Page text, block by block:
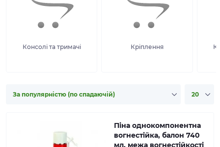
Консолі та тримачі Кріплення
Піна однокомпонентна
вогнестійка, балон 740
мл, межа вогнестійкості